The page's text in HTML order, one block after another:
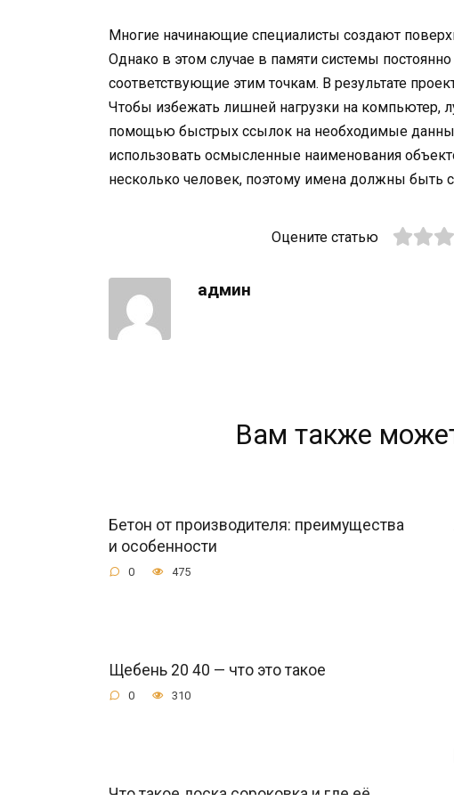
Многие начинающие специалисты создают
Однако в этом случае в памяти системы
соответствующие этим точкам. В результате
Чтобы избежать лишней нагрузки на компьютер,
помощью быстрых ссылок на необходимые
использовать осмысленные наименования
несколько человек, поэтому имена должны быть
Оцените статью
админ
Вам также
Бетон от производителя: преимущества
и особенности
0 475
Щебень 20 40 — что это такое
0 310
Что такое доска сороковка и где её